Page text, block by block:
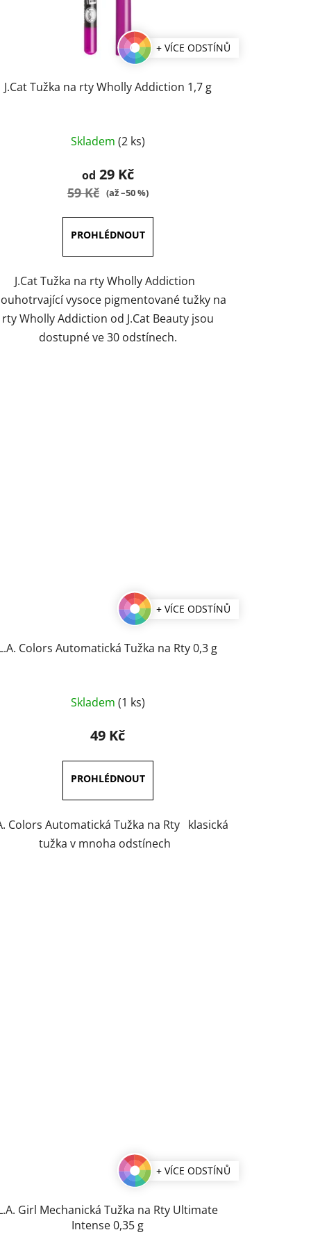
+ VÍCE ODSTÍNŮ
J.Cat Tužka na rty Wholly Addiction 1,7 g
hodnocení
produktu
je
5
hvězdiček.
Skladem (2 ks)
od 29 Kč
59 Kč (až –50 %)
J.Cat Tužka na rty Wholly Addiction
vysoce pigmentované tužky na
rty Wholly Addiction od J.Cat Beauty jsou
dostupné ve 30 odstínech.
+ VÍCE ODSTÍNŮ
Colors Automatická Tužka na Rty 0,3 g
hodnocení
produktu
5,0
z
5
hvězdiček.
Skladem (1 ks)
49 Kč
Colors Automatická Tužka na Rty klasická
tužka v mnoha odstínech
+ VÍCE ODSTÍNŮ
Girl Mechanická Tužka na Rty Ultimate
Intense 0,35 g